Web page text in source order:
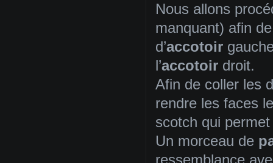
Nous allons
manquant) afin
d’accotoir
l’accotoir droit.
Afin de coller les
rendre les faces
scotch qui
Un morceau de
ressemblance